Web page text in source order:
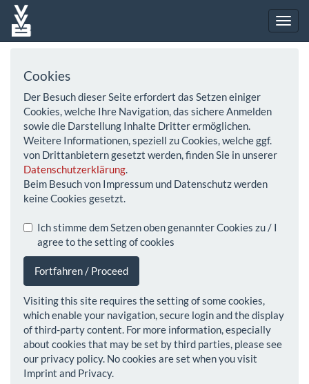
Cookies
Der Besuch dieser Seite erfordert das Setzen einiger
Cookies, welche Ihre Navigation, das sichere Anmelden
sowie die Darstellung Inhalte Dritter ermöglichen.
Weitere Informationen, speziell zu Cookies, welche ggf.
von Drittanbietern gesetzt werden, finden Sie in unserer
Datenschutzerklärung.
Beim Besuch von Impressum und Datenschutz werden
keine Cookies gesetzt.
Ich stimme dem Setzen oben genannter Cookies zu / I
agree to the setting of cookies
Fortfahren / Proceed
Visiting this site requires the setting of some cookies,
which enable your navigation, secure login and the display
of third-party content. For more information, especially
about cookies that may be set by third parties, please see
our privacy policy. No cookies are set when you visit
Imprint and Privacy.